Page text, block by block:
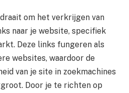
om het verkrijgen van
naar je website, specifiek
Deze links fungeren als
websites, waardoor de
van je site in zoekmachines
Door je te richten op